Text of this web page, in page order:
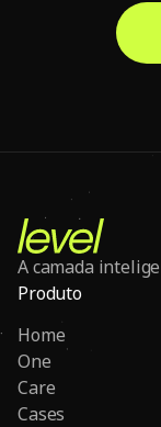
A camada
Produto
Home
One
Care
Cases